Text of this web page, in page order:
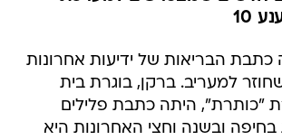
10
כתבת הבריאות של ידיעות אחרונות
למעריב. ברקן, בוגרת בית
"כותרת", היתה כתבת פלילים
בחיפה ובשנה וחצי האחרונות היא